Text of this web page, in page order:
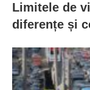
Limitele de
diferențe și